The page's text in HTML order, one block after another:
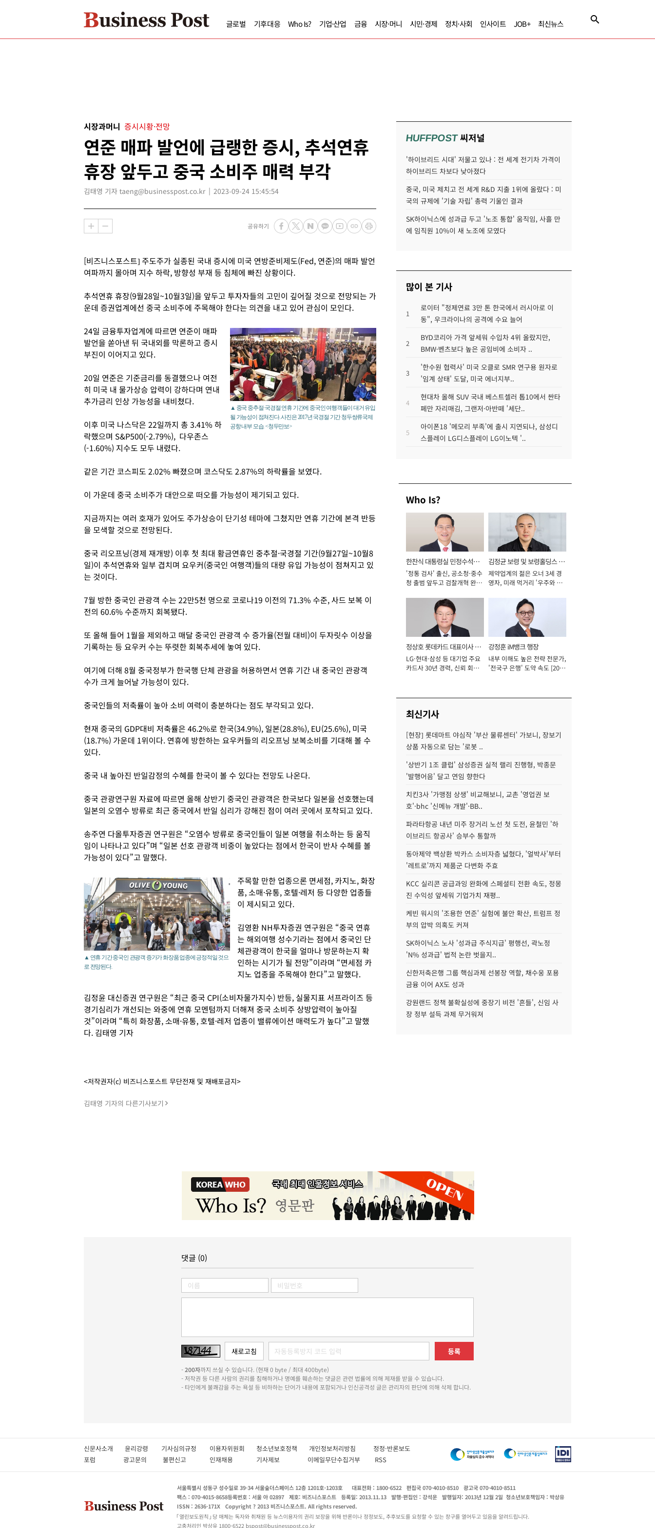
글로벌 기후대응 Who Is? 기업·산업 금융 시장·머니 시민·경제 정치·사회 인사이트 JOB+ 최신뉴스
시장과머니 증시시황·전망
연준 매파 발언에 급랭한 증시, 추석연휴
휴장 앞두고 중국 소비주 매력 부각
김태영 기자 taeng@businesspost.co.kr 2023-09-24 15:45:54
공유하기
[비즈니스포스트] 주도주가 실종된 국내 증시에 미국 연방준비제도(Fed, 연준)의 매파 발언
여파까지 몰아며 지수 하락, 방향성 부재 등 침체에 빠진 상황이다.
추석연휴 휴장(9월28일~10월3일)을 앞두고 투자자들의 고민이 깊어질 것으로 전망되는 가
운데 증권업계에선 중국 소비주에 주목해야 한다는 의견을 내고 있어 관심이 모인다.
▲ 중국 중추절·국경절 연휴 기간에 중국인 여행객들이 대거 유입
될 가능성이 점쳐진다. 사진은 2017년 국경절 기간 청두쌍류국제
공항 내부 모습. <청두만보>
24일 금융투자업계에 따르면 연준이 매파
발언을 쏟아낸 뒤 국내외를 막론하고 증시
부진이 이어지고 있다.
20일 연준은 기준금리를 동결했으나 여전
히 미국 내 물가상승 압력이 강하다며 연내
추가금리 인상 가능성을 내비쳤다.
이후 미국 나스닥은 22일까지 총 3.41% 하
락했으며 S&P500(-2.79%), 다우존스
(-1.60%) 지수도 모두 내렸다.
같은 기간 코스피도 2.02% 빠졌으며 코스닥도 2.87%의 하락률을 보였다.
이 가운데 중국 소비주가 대안으로 떠오를 가능성이 제기되고 있다.
지금까지는 여러 호재가 있어도 주가상승이 단기성 테마에 그쳤지만 연휴 기간에 본격 반등
을 모색할 것으로 전망된다.
중국 리오프닝(경제 재개방) 이후 첫 최대 황금연휴인 중추절·국경절 기간(9월27일~10월8
일)이 추석연휴와 일부 겹치며 요우커(중국인 여행객)들의 대량 유입 가능성이 점쳐지고 있
는 것이다.
7월 방한 중국인 관광객 수는 22만5천 명으로 코로나19 이전의 71.3% 수준, 사드 보복 이
전의 60.6% 수준까지 회복됐다.
또 올해 들어 1월을 제외하고 매달 중국인 관광객 수 증가율(전월 대비)이 두자릿수 이상을
기록하는 등 요우커 수는 뚜렷한 회복추세에 놓여 있다.
여기에 더해 8월 중국정부가 한국행 단체 관광을 허용하면서 연휴 기간 내 중국인 관광객
수가 크게 늘어날 가능성이 있다.
중국인들의 저축률이 높아 소비 여력이 충분하다는 점도 부각되고 있다.
현재 중국의 GDP대비 저축률은 46.2%로 한국(34.9%), 일본(28.8%), EU(25.6%), 미국
(18.7%) 가운데 1위이다. 연휴에 방한하는 요우커들의 리오프닝 보복소비를 기대해 볼 수
있다.
중국 내 높아진 반일감정의 수혜를 한국이 볼 수 있다는 전망도 나온다.
중국 관광연구원 자료에 따르면 올해 상반기 중국인 관광객은 한국보다 일본을 선호했는데
일본의 오염수 방류로 최근 중국에서 반일 심리가 강해진 점이 여러 곳에서 포착되고 있다.
송주연 다올투자증권 연구원은 “오염수 방류로 중국인들이 일본 여행을 취소하는 등 움직
임이 나타나고 있다”며 “일본 선호 관광객 비중이 높았다는 점에서 한국이 반사 수혜를 볼
가능성이 있다”고 말했다.
▲ 연휴 기간 중국인 관광객 증가가 화장품 업종에 긍정적일 것으
로 전망된다.
주목할 만한 업종으론 면세점, 카지노, 화장
품, 소매·유통, 호텔·레저 등 다양한 업종들
이 제시되고 있다.
김영환 NH투자증권 연구원은 “중국 연휴
는 해외여행 성수기라는 점에서 중국인 단
체관광객이 한국을 얼마나 방문하는지 확
인하는 시기가 될 전망”이라며 “면세점 카
지노 업종을 주목해야 한다”고 말했다.
김정윤 대신증권 연구원은 “최근 중국 CPI(소비자물가지수) 반등, 실물지표 서프라이즈 등
경기심리가 개선되는 와중에 연휴 모멘텀까지 더해져 중국 소비주 상방압력이 높아질
것”이라며 “특히 화장품, 소매·유통, 호텔·레저 업종이 밸류에이션 매력도가 높다”고 말했
다. 김태영 기자
<저작권자(c) 비즈니스포스트 무단전재 및 재배포금지>
김태영 기자의 다른기사보기
HUFFPOST씨저널
'하이브리드 시대' 저물고 있나 : 전 세계 전기차 가격이
하이브리드 차보다 낮아졌다
중국, 미국 제치고 전 세계 R&D 지출 1위에 올랐다 : 미
국의 규제에 '기술 자립' 총력 기울인 결과
SK하이닉스에 성과급 두고 '노조 통합' 움직임, 사흘 만
에 임직원 10%이 새 노조에 모였다
많이 본 기사
1
로이터 "정제연료 3만 톤 한국에서 러시아로 이
동", 우크라이나의 공격에 수요 늘어
2
BYD코리아 가격 앞세워 수입차 4위 올랐지만,
BMW·벤츠보다 높은 공임비에 소비자 ..
3
'한수원 협력사' 미국 오클로 SMR 연구용 원자로
'임계 상태' 도달, 미국 에너지부..
4
현대차 올해 SUV 국내 베스트셀러 톱10에서 싼타
페만 자리매김, 그랜저·아반떼 '세단..
5
아이폰18 '메모리 부족'에 출시 지연되나, 삼성디
스플레이 LG디스플레이 LG이노텍 '..
Who Is?
한찬식 대통령실 민정수석비
서관
'정통 검사' 출신, 공소청·중수
청 출범 앞두고 검찰개혁 완수
김정균 보령 및 보령홀딩스 대
표이사 사장
제약업계의 젊은 오너 3세 경
영자, 미래 먹거리 '우주와 헬
정상호 롯데카드 대표이사 사
장
LG·현대·삼성 등 대기업 주요
카드사 30년 경력, 신뢰 회복
강정훈 iM뱅크 행장
내부 이해도 높은 전략 전문가,
'전국구 은행' 도약 속도 [2026
최신기사
[현장] 롯데마트 야심작 '부산 물류센터' 가보니, 장보기
상품 자동으로 담는 '로봇 ..
'상반기 1조 클럽' 삼성증권 실적 랠리 진행형, 박종문
'발행어음' 달고 연임 향한다
치킨3사 '가맹점 상생' 비교해보니, 교촌 '영업권 보
호'·bhc '신메뉴 개발'·BB..
파라타항공 내년 미주 장거리 노선 첫 도전, 윤철민 '하
이브리드 항공사' 승부수 통할까
동아제약 백상환 박카스 소비자층 넓혔다, '얼박사'부터
'레트로'까지 제품군 다변화 주효
KCC 실리콘 공급과잉 완화에 스페셜티 전환 속도, 정몽
진 수익성 앞세워 기업가치 재평..
케빈 워시의 '조용한 연준' 실험에 불안 확산, 트럼프 정
부의 압박 의혹도 커져
SK하이닉스 노사 '성과급 주식지급' 평행선, 곽노정
'N% 성과급' 법적 논란 벗을지..
신한저축은행 그룹 핵심과제 선봉장 역할, 채수웅 포용
금융 이어 AX도 성과
강원랜드 정책 불확실성에 중장기 비전 '흔들', 신임 사
장 정부 설득 과제 무거워져
댓글 (0)
등록
-200자까지 쓰실 수 있습니다. (현재 0 byte / 최대 400byte)
- 저작권 등 다른 사람의 권리를 침해하거나 명예를 훼손하는 댓글은 관련 법률에 의해 제재를 받을 수 있습니다.
- 타인에게 불쾌감을 주는 욕설 등 비하하는 단어가 내용에 포함되거나 인신공격성 글은 관리자의 판단에 의해 삭제 합니다.
신문사소개 윤리강령 기사심의규정 이용자위원회 청소년보호정책 개인정보처리방침 정정·반론보도
포럼
광고문의 불편신고 인재채용 기사제보 이메일무단수집거부 RSS
서울특별시 성동구 성수일로 39-34 서울숲더스페이스 12층 1201호-1203호 대표전화 : 1800-6522 편집국 070-4010-8510
광고국 070-4010-8511
팩스 : 070-4015-8658등록번호 : 서울 아 02897 제호: 비즈니스포스트 등록일: 2013.11.13 발행·편집인 : 강석운 발행일자: 2013년 12월 2일 청소년보호책임자 : 박상유
ISSN : 2636-171X
Copyright ? 2013 비즈니스포스트. All rights reserved.
열린보도원칙
당 매체는 독자와 취재원 등 뉴스이용자의 권리 보장을 위해 반론이나 정정보도, 추후보도를 요청할 수 있는 창구를 열어두고 있음을 알려드립니다.
고충처리인 박상유 1800-6522 bspost@businesspost.co.kr